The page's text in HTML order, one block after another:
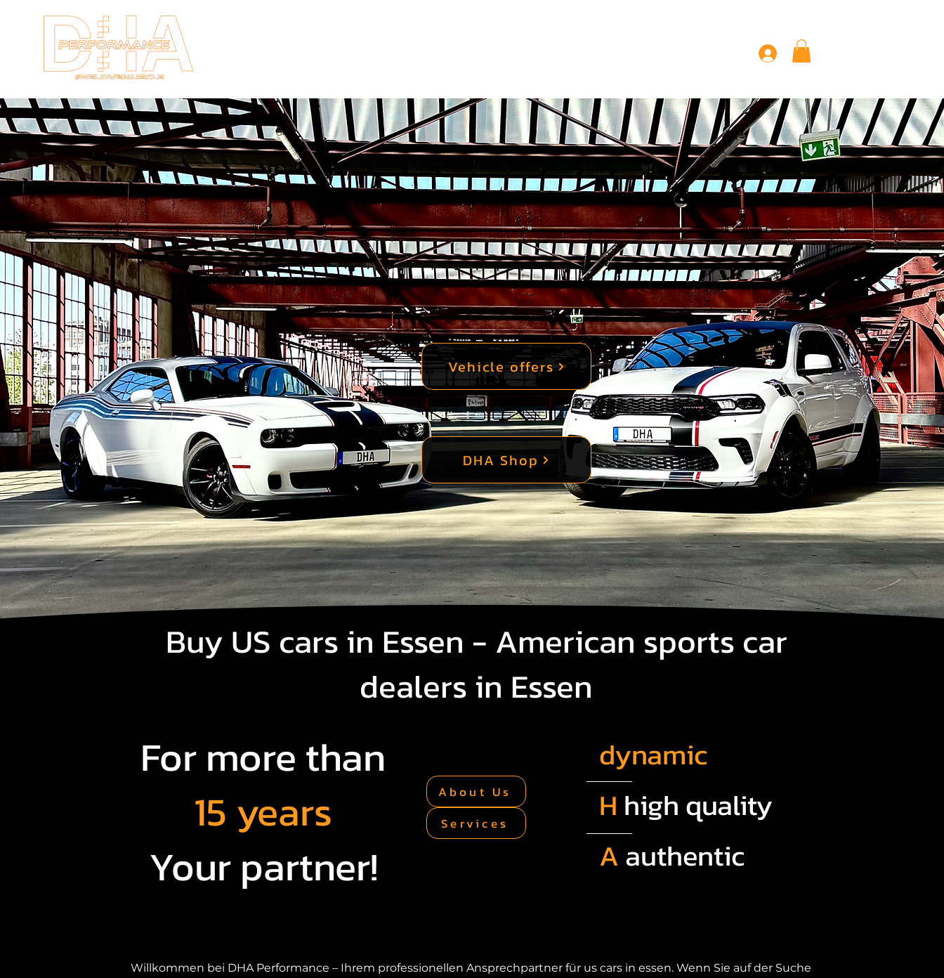
Vehicle offers
DHA Shop
Buy US cars in Essen - American sports car
dealers in Essen
For more than
15 years
Your partner!
About Us
Services
dynamic
H high quality
A authentic
Willkommen bei DHA Performance – Ihrem professionellen Ansprechpartner für us cars in essen. Wenn Sie auf der Suche